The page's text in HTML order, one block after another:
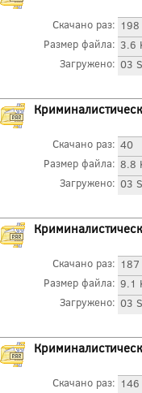
Скачано раз: 198
Размер файла: 3.6
Загружено: 03
Скачано раз: 40
Размер файла: 8.8
Загружено: 03
Скачано раз: 187
Размер файла: 9.1
Загружено: 03
Скачано раз: 146